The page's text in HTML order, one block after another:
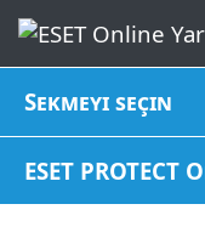
Sekmeyi seçin
ESET